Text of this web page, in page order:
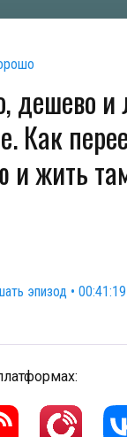
дешево
Как
и жить
эпизод • 00:41:19